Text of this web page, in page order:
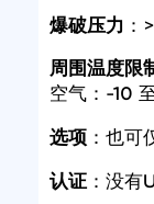
爆破压力
周围温度限
空气：-10
选项：也可
认证：没有